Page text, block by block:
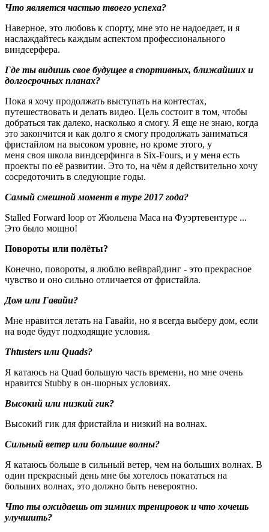
Что является частью твоего успеха?
Наверное, это любовь к спорту, мне это не надоедает, и я
наслаждайтесь каждым аспектом профессионального
виндсерфера.
Где ты видишь свое будущее в спортивных, ближайших и
долгосрочных планах?
Пока я хочу продолжать выступать на контестах,
путешествовать и делать видео. Цель состоит в том, чтобы
добраться так далеко, насколько я смогу. Я еще не знаю, когда
это закончится и как долго я смогу продолжать заниматься
фристайлом на высоком уровне, но кроме этого, у
меня своя школа виндсерфинга в Six-Fours, и у меня есть
проекты по её развитии. Это то, на чём я действительно хочу
сосредоточить в следующие годы.
Самый смешной момент в туре 2017 года?
Stalled Forward loop от Жюльена Маса на Фуэртевентуре ...
Это было мощно!
Повороты или полёты?
Конечно, повороты, я люблю вейврайдинг - это прекрасное
чувство и оно сильно отличается от фристайла.
Дом или Гавайи?
Мне нравится летать на Гавайи, но я всегда выберу дом, если
на воде будут подходящие условия.
Thtusters или Quads?
Я катаюсь на Quad большую часть времени, но мне очень
нравится Stubby в он-шорных условиях.
Высокий или низкий гик?
Высокий гик для фристайла и низкий на волнах.
Сильный ветер или большие волны?
Я катаюсь больше в сильный ветер, чем на больших волнах. В
один прекрасный день мне бы хотелось покататься на
больших волнах, это должно быть невероятно.
Что ты ожидаешь от зимних тренировок и что хочешь
улучшить?